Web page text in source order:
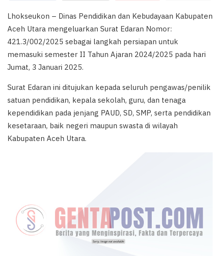
Lhokseukon – Dinas Pendidikan dan Kebudayaan Kabupaten
Aceh Utara mengeluarkan Surat Edaran Nomor:
421.3/002/2025 sebagai langkah persiapan untuk
memasuki semester II Tahun Ajaran 2024/2025 pada hari
Jumat, 3 Januari 2025.
Surat Edaran ini ditujukan kepada seluruh pengawas/penilik
satuan pendidikan, kepala sekolah, guru, dan tenaga
kependidikan pada jenjang PAUD, SD, SMP, serta pendidikan
kesetaraan, baik negeri maupun swasta di wilayah
Kabupaten Aceh Utara.